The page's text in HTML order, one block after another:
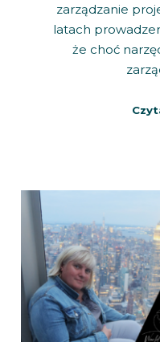
zarządzanie
latach
że choć